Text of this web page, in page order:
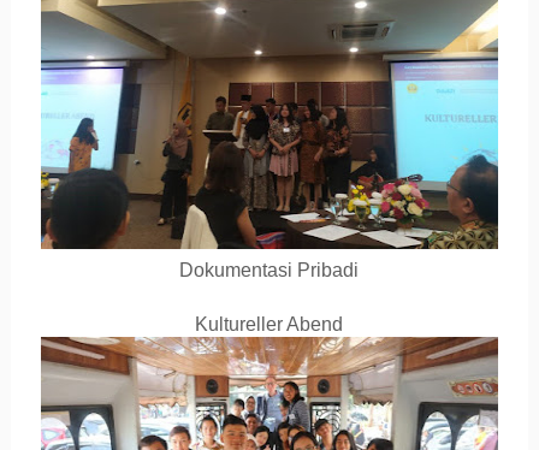
Dokumentasi Pribadi
Kultureller Abend